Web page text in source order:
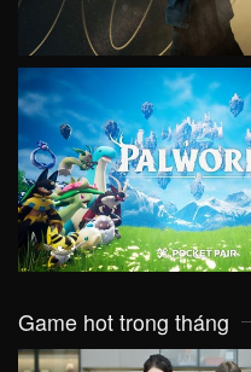
VIEW
Game hot trong tháng